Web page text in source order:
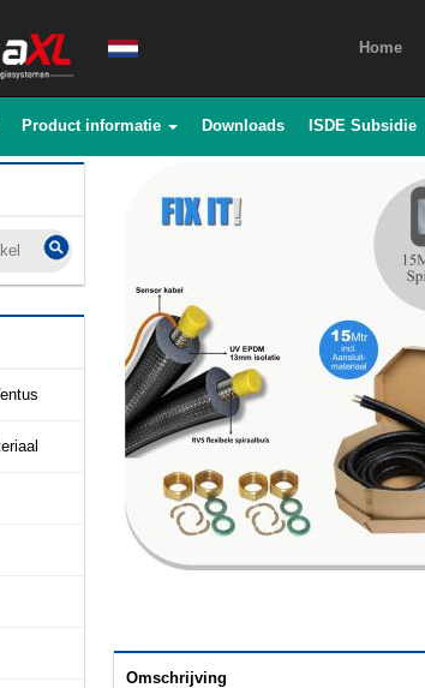
Home
Product informatie Downloads ISDE Subsidie
Omschrijving